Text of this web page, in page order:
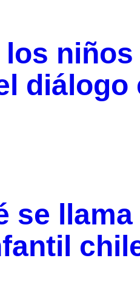
los niños
diálogo
se